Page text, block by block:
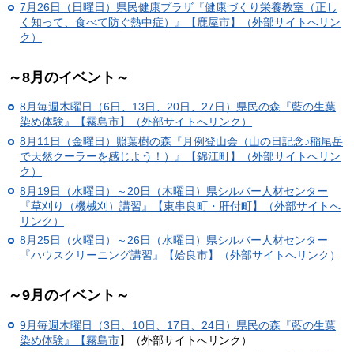
7月26日（日曜日）県民健康プラザ『健康づくり栄養教室（正し
く知って、食べて防ぐ熱中症）』【鹿屋市】（外部サイトへリン
ク）
～8月のイベント～
8月毎週木曜日（6日、13日、20日、27日）県民の森『藍の生葉
染め体験』【霧島市】（外部サイトへリンク）
8月11日（金曜日）照葉樹の森『月例登山会（山の日記念♪稲尾岳
で天然クーラーを感じよう！）』【錦江町】（外部サイトへリン
ク）
8月19日（水曜日）～20日（木曜日）県シルバー人材センター
『草刈り（機械刈）講習』【東串良町・肝付町】（外部サイトへ
リンク）
8月25日（火曜日）～26日（水曜日）県シルバー人材センター
『ハウスクリーニング講習』【姶良市】（外部サイトへリンク）
～9月のイベント～
9月毎週木曜日（3日、10日、17日、24日） 県民の森『藍の生葉
染め体験』【霧島市】（外部サイトへリンク）